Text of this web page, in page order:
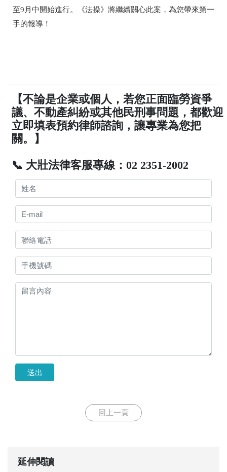
至9月中開始進行。
《法操》將繼續關心此案，為您帶來第一
手的報導！
【不論是企業或個人，若您正面臨勞資爭
議、不動產糾紛或其他民刑事問題，都歡迎
立即填表預約律師諮詢，讓專業為您把
關。】
📞 大壯法律客服專線：02 2351-2002
送出
回上一頁
延伸閱讀